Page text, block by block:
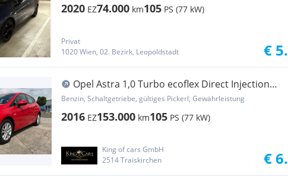
2020 EZ74.000 km105 PS (77 kW)
Privat
1020 Wien, 02. Bezirk, Leopoldstadt
€
Opel Astra 1,0 Turbo ecoflex Direct Injection
Cool&S...
Benzin, Schaltgetriebe, gültiges Pickerl, Gewährleistung
2016 EZ153.000 km105 PS (77 kW)
King of cars GmbH
2514 Traiskirchen
€